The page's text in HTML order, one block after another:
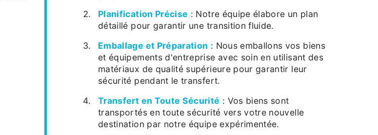
Planification Précise : Notre équipe élabore un plan
détaillé pour garantir une transition fluide.
Emballage et Préparation : Nous emballons vos biens
et équipements d'entreprise avec soin en utilisant des
matériaux de qualité supérieure pour garantir leur
sécurité pendant le transfert.
Transfert en Toute Sécurité : Vos biens sont
transportés en toute sécurité vers votre nouvelle
destination par notre équipe expérimentée.